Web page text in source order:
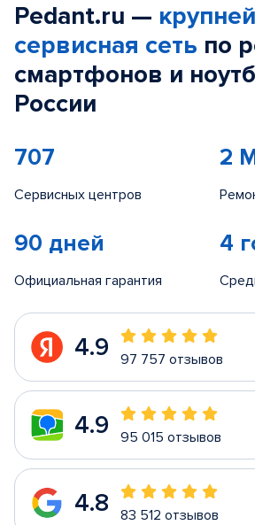
Pedant.ru —
сервисная сеть по
смартфонов и
России
707
Сервисных центров
2
90 дней
Официальная гарантия
4
4.9 97 757 отзывов
4.9 95 015 отзывов
4.8 83 512 отзывов